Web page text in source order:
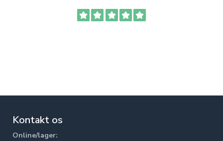
Kontakt os
Online/lager: